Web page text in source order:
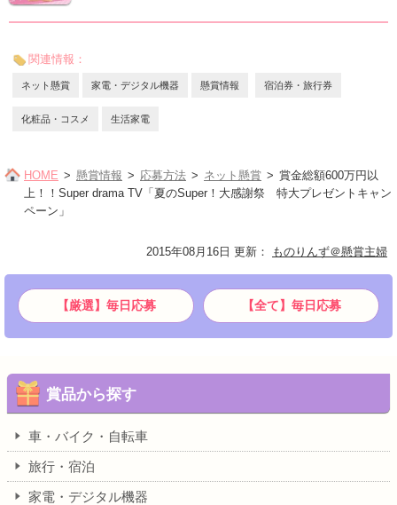
関連情報：
ネット懸賞 家電・デジタル機器 懸賞情報 宿泊券・旅行券
化粧品・コスメ 生活家電
HOME 懸賞情報 応募方法 ネット懸賞
賞金総額600万円以
上！！Super drama TV「夏のSuper！大感謝祭 特大プレゼントキャン
ペーン」
2015年08月16日 更新 ： ものりんず＠懸賞主婦
【厳選】毎日応募 【全て】毎日応募
賞品から探す
車・バイク・自転車
旅行・宿泊
家電・デジタル機器